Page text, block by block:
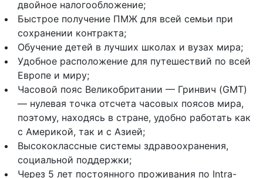
двойное налогообложение;
Быстрое получение ПМЖ для всей семьи при
сохранении контракта;
Обучение детей в лучших школах и вузах мира;
Удобное расположение для путешествий по всей
Европе и миру;
Часовой пояс Великобритании — Гринвич (GMT)
— нулевая точка отсчета часовых поясов мира,
поэтому, находясь в стране, удобно работать как
с Америкой, так и с Азией;
Высококлассные системы здравоохранения,
социальной поддержки;
Через 5 лет постоянного проживания по Intra-